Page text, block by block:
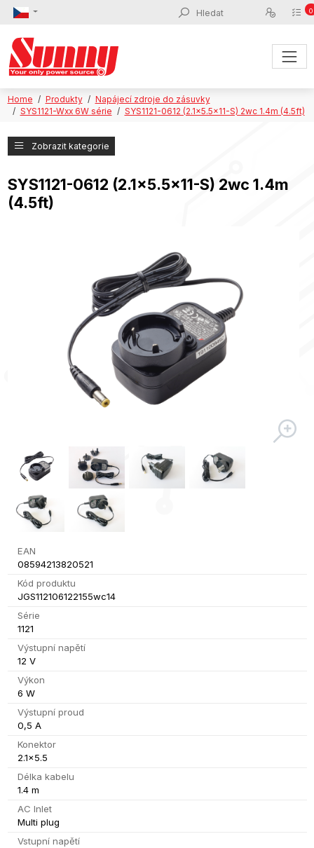
0
Home Produkty
Napájecí zdroje do zásuvky
SYS1121-Wxx 6W série
SYS1121-0612 (2.1x5.5x11-S) 2wc 1.4m (4.5ft)
Zobrazit kategorie
SYS1121-0612 (2.1x5.5x11-S) 2wc 1.4m
(4.5ft)
EAN
08594213820521
Kód produktu
JGS112106122155wc14
Série
1121
Výstupní napětí
12 V
Výkon
6 W
Výstupní proud
0,5 A
Konektor
2.1x5.5
Délka kabelu
1.4 m
AC Inlet
Multi plug
Vstupní napětí